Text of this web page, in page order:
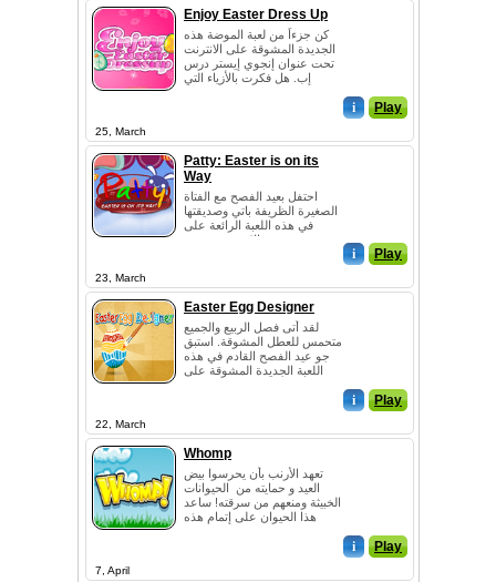
Enjoy Easter Dress Up
كن جزءاً من لعبة الموضة هذه
الجديدة المشوقة على الانترنت
تحت عنوان إنجوي إيستر درس
إب. هل فكرت بالأزياء التي
i Play
25, March
Patty: Easter is on its
Way
احتفل بعيد الفصح مع الفتاة
الصغيرة الظريفة باتي وصديقتها
في هذه اللعبة الرائعة على
i Play
23, March
Easter Egg Designer
لقد أتى فصل الربيع والجميع
متحمس للعطل المشوقة. استبق
جو عيد الفصح القادم في هذه
اللعبة الجديدة المشوقة على
i Play
22, March
Whomp
تعهد الأرنب بأن يحرسوا بيض
العيد و حمايته من الحيوانات
الخبيثة ومنعهم من سرقته! ساعد
هذا الحيوان على إتمام هذه
i Play
7, April